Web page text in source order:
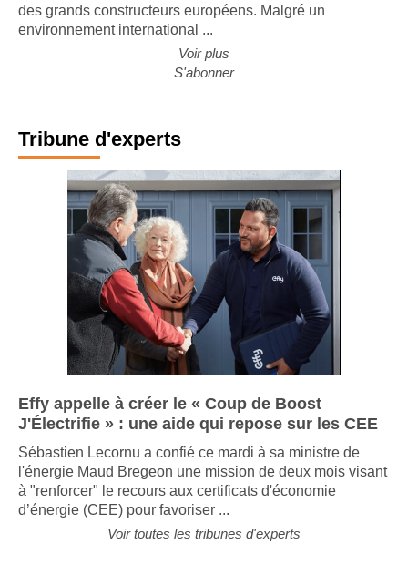
des grands constructeurs européens. Malgré un
environnement international ...
Voir plus
S'abonner
Tribune d'experts
Effy appelle à créer le « Coup de Boost
J'Électrifie » : une aide qui repose sur les CEE
Sébastien Lecornu a confié ce mardi à sa ministre de
l'énergie Maud Bregeon une mission de deux mois visant
à "renforcer" le recours aux certificats d'économie
d’énergie (CEE) pour favoriser ...
Voir toutes les tribunes d'experts